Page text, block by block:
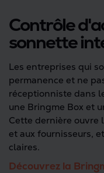
Contrôle
sonnette
Les entreprises qui
permanence et ne
réceptionniste dans
une Bringme Box et
Cette dernière ouvre
et aux fournisseurs,
claires.
Découvrez la